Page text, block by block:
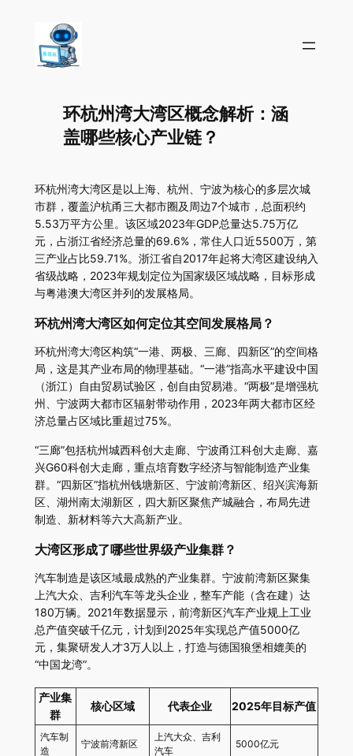
环杭州湾大湾区概念解析：涵
盖哪些核心产业链？
环杭州湾大湾区是以上海、杭州、宁波为核心的多层次城
市群，覆盖沪杭甬三大都市圈及周边7个城市，总面积约
5.53万平方公里。该区域2023年GDP总量达5.75万亿
元，占浙江省经济总量的69.6%，常住人口近5500万，第
三产业占比59.71%。浙江省自2017年起将大湾区建设纳入
省级战略，2023年规划定位为国家级区域战略，目标形成
与粤港澳大湾区并列的发展格局。
环杭州湾大湾区如何定位其空间发展格局？
环杭州湾大湾区构筑“一港、两极、三廊、四新区”的空间格
局，这是其产业布局的物理基础。“一港”指高水平建设中国
（浙江）自由贸易试验区，创自由贸易港。“两极”是增强杭
州、宁波两大都市区辐射带动作用，2023年两大都市区经
济总量占区域比重超过75%。
“三廊”包括杭州城西科创大走廊、宁波甬江科创大走廊、嘉
兴G60科创大走廊，重点培育数字经济与智能制造产业集
群。“四新区”指杭州钱塘新区、宁波前湾新区、绍兴滨海新
区、湖州南太湖新区，四大新区聚焦产城融合，布局先进
制造、新材料等六大高新产业。
大湾区形成了哪些世界级产业集群？
汽车制造是该区域最成熟的产业集群。宁波前湾新区聚集
上汽大众、吉利汽车等龙头企业，整车产能（含在建）达
180万辆。2021年数据显示，前湾新区汽车产业规上工业
总产值突破千亿元，计划到2025年实现总产值5000亿
元，集聚研发人才3万人以上，打造与德国狼堡相媲美的
“中国龙湾”。
产业集
群
核心区域 代表企业 2025年目标产值
汽车制
造
宁波前湾新区
上汽大众、吉利
汽车
5000亿元